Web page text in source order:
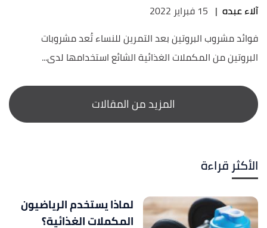
آلاء عبده | 15 فبراير 2022
فوائد مشروب البروتين بعد التمرين للنساء تُعد مشروبات
البروتين من المكملات الغذائية الشائع استخدامها لدى...
الأكثر قراءة
لماذا يستخدم الرياضيون
المكملات الغذائية؟